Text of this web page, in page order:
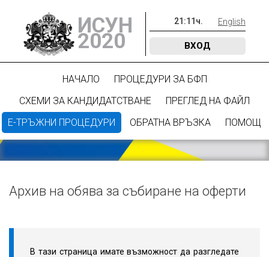
ИСУН
2020
21 :11 ч. English
ВХОД
НАЧАЛО
ПРОЦЕДУРИ ЗА БФП
СХЕМИ ЗА КАНДИДАТСТВАНЕ
ПРЕГЛЕД НА ФАЙЛ
Е-ТРЪЖНИ ПРОЦЕДУРИ
ОБРАТНА ВРЪЗКА ПОМОЩ
Архив на обява за събиране на оферти
В тази страница имате възможност да разгледате